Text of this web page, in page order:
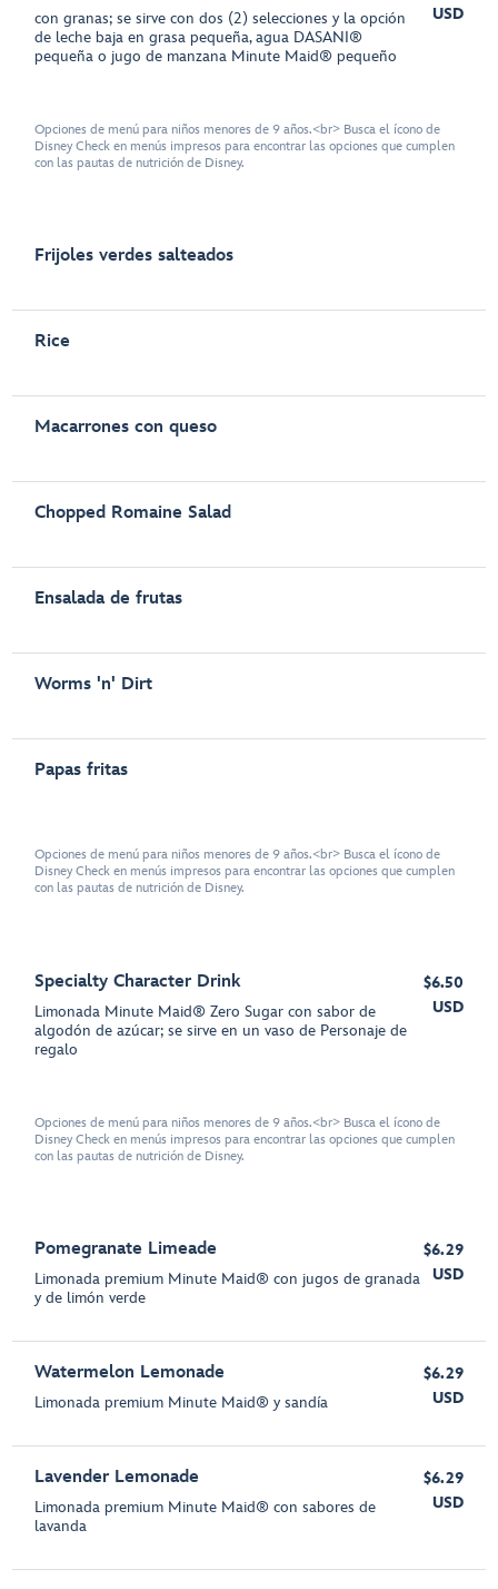
con granas; se sirve con dos (2) selecciones y la opción
de leche baja en grasa pequeña, agua DASANI®
pequeña o jugo de manzana Minute Maid® pequeño
USD
Opciones de menú para niños menores de 9 años.<br> Busca el ícono de
Disney Check en menús impresos para encontrar las opciones que cumplen
con las pautas de nutrición de Disney.
Frijoles verdes salteados
Rice
Macarrones con queso
Chopped Romaine Salad
Ensalada de frutas
Worms 'n' Dirt
Papas fritas
Opciones de menú para niños menores de 9 años.<br> Busca el ícono de
Disney Check en menús impresos para encontrar las opciones que cumplen
con las pautas de nutrición de Disney.
Specialty Character Drink
Limonada Minute Maid® Zero Sugar con sabor de
algodón de azúcar; se sirve en un vaso de Personaje de
regalo
$6.50
USD
Opciones de menú para niños menores de 9 años.<br> Busca el ícono de
Disney Check en menús impresos para encontrar las opciones que cumplen
con las pautas de nutrición de Disney.
Pomegranate Limeade
Limonada premium Minute Maid® con jugos de granada
y de limón verde
$6.29
USD
Watermelon Lemonade
Limonada premium Minute Maid® y sandía
$6.29
USD
Lavender Lemonade
Limonada premium Minute Maid® con sabores de
lavanda
$6.29
USD